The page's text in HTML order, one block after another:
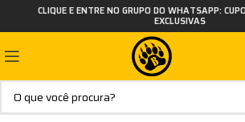
CLIQUE E ENTRE NO GRUPO DO WHATSAPP:
EXCLUSIVAS